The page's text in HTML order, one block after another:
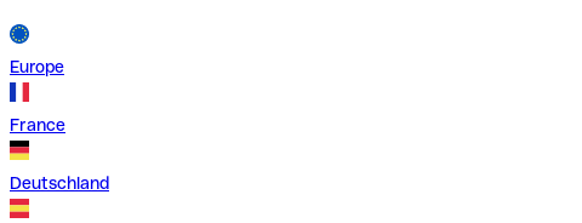
Europe
France
Deutschland